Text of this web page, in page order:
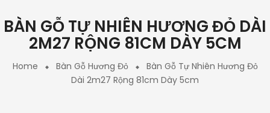
BÀN GỖ TỰ NHIÊN HƯƠNG ĐỎ DÀI
2M27 RỘNG 81CM DÀY 5CM
Home Bàn Gỗ Hương Đỏ
Bàn Gỗ Tự Nhiên Hương Đỏ
Dài 2m27 Rộng 81cm Dày 5cm